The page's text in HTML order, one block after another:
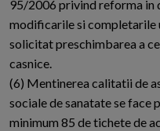
95/2006 privind reforma in
modificarile si completarile
solicitat preschimbarea a
casnice.
(6) Mentinerea calitatii de
sociale de sanatate se face
minimum 85 de tichete de